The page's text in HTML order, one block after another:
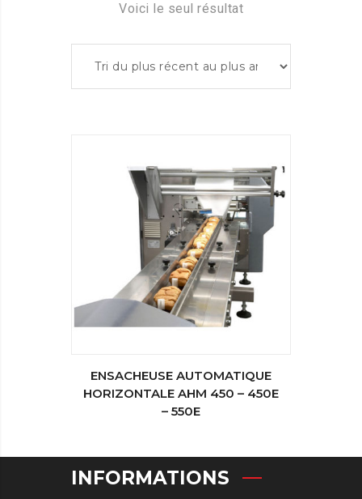
Voici le seul résultat
ENSACHEUSE AUTOMATIQUE
HORIZONTALE AHM 450 – 450E
– 550E
INFORMATIONS